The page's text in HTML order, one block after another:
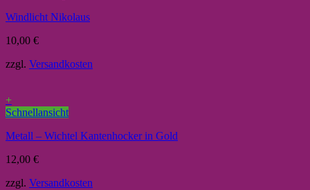
Windlicht Nikolaus
10,00 €
zzgl. Versandkosten
+
Schnellansicht
Metall – Wichtel Kantenhocker in Gold
12,00 €
zzgl. Versandkosten